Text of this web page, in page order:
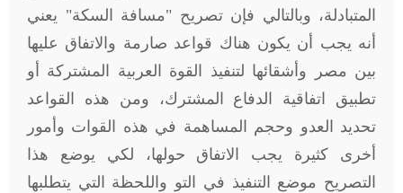
المتبادلة، وبالتالي فإن تصريح "مسافة السكة" يعني
أنه يجب أن يكون هناك قواعد صارمة والاتفاق عليها
بين مصر وأشقائها لتنفيذ القوة العربية المشتركة أو
تطبيق اتفاقية الدفاع المشترك، ومن هذه القواعد
تحديد العدو وحجم المساهمة في هذه القوات وأمور
أخرى كثيرة يجب الاتفاق حولها، لكي يوضع هذا
التصريح موضع التنفيذ في التو واللحظة التي يتطلبها